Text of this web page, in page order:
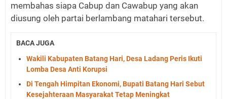
membahas siapa Cabup dan Cawabup yang akan
diusung oleh partai berlambang matahari tersebut.
BACA JUGA
Wakili Kabupaten Batang Hari, Desa Ladang Peris Ikuti
Lomba Desa Anti Korupsi
Di Tengah Himpitan Ekonomi, Bupati Batang Hari Sebut
Kesejahteraan Masyarakat Tetap Meningkat